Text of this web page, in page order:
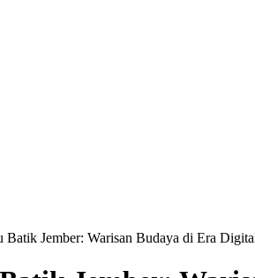
Batik Jember: Warisan Budaya di Era